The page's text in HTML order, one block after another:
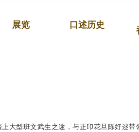
展览 口述历史
大型班文武生之途，与正印花旦陈好逑